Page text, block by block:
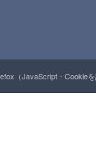
（JavaScript・Cookie